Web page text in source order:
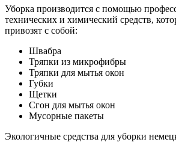
Уборка производится с помощью
технических и химический средств,
привозят с собой:
Швабра
Тряпки из микрофибры
Тряпки для мытья окон
Губки
Щетки
Сгон для мытья окон
Мусорные пакеты
Экологичные средства для уборки